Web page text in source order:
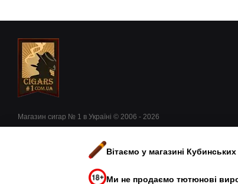
Магазин сигар № 1 в Україні © 2006 - 2026
Вітаємо у магазині
Ми не продаємо тютюнові